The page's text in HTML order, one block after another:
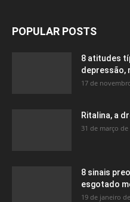
POPULAR POSTS
8 atitudes
depressão,
17 de
Ritalina, a
31 de março de
8 sinais
esgotado
19 de janeiro